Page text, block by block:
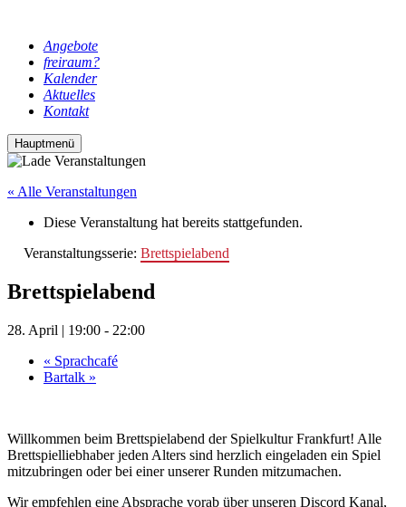
Angebote
freiraum?
Kalender
Aktuelles
Kontakt
Hauptmenü
« Alle Veranstaltungen
Diese Veranstaltung hat bereits stattgefunden.
Veranstaltungsserie: Brettspielabend
Brettspielabend
28. April | 19:00 - 22:00
« Sprachcafé
Bartalk »
Willkommen beim Brettspielabend der Spielkultur Frankfurt! Alle
Brettspielliebhaber jeden Alters sind herzlich eingeladen ein Spiel
mitzubringen oder bei einer unserer Runden mitzumachen.
Wir empfehlen eine Absprache vorab über unseren Discord Kanal,